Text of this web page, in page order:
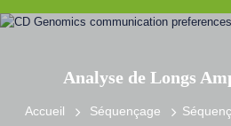
Analyse de Longs
Accueil Séquençage